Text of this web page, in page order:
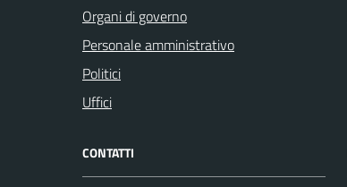
Organi di governo
Personale amministrativo
Politici
Uffici
CONTATTI